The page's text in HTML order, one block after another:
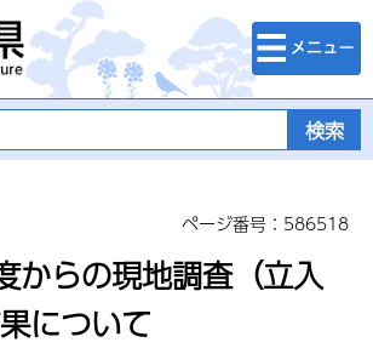
千葉県
検索・メニュ
ー
ページ番号：586518
からの現地調査（立入
について